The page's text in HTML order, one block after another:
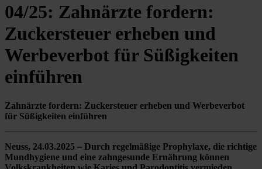
04/25: Zahnärzte fordern:
Zuckersteuer erheben und
Werbeverbot für Süßigkeiten
einführen
Zahnärzte fordern: Zuckersteuer erheben und Werbeverbot
für Süßigkeiten einführen
Neuss, 24.03.2025 – Durch regelmäßige Prophylaxe, die richtige
Mundhygiene und eine zahngesunde Ernährung können